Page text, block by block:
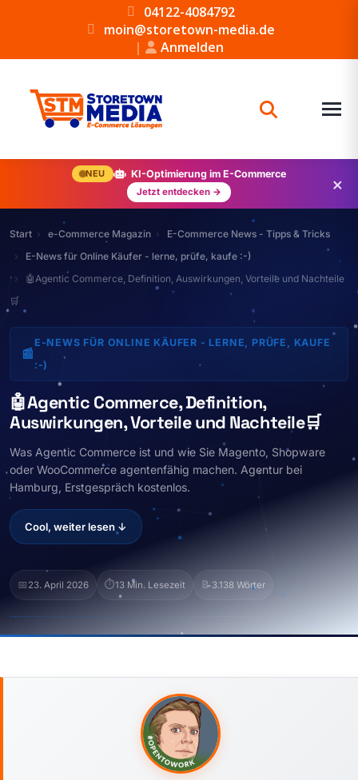
04122-4084792
moin@storetown-media.de
|
Anmelden
NEU KI-Optimierung im E-Commerce
Jetzt entdecken → ×
Start e-Commerce Magazin
E-Commerce News - Tipps & Tricks
E-News für Online Käufer - lerne, prüfe, kaufe :-)
🤖Agentic Commerce, Definition, Auswirkungen, Vorteile und Nachteile
🛒
📰
E-NEWS FÜR ONLINE KÄUFER - LERNE, PRÜFE, KAUFE
:-)
🤖Agentic Commerce, Definition,
Auswirkungen, Vorteile und Nachteile🛒
Was Agentic Commerce ist und wie Sie Magento, Shopware
oder WooCommerce agentenfähig machen. Agentur bei
Hamburg, Erstgespräch kostenlos.
Cool, weiter lesen ↓
📅 23. April 2026 ⏱️13 Min. Lesezeit 📝 3.138 Wörter